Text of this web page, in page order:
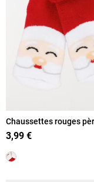
Chaussettes rouges
bébé
3,99 €